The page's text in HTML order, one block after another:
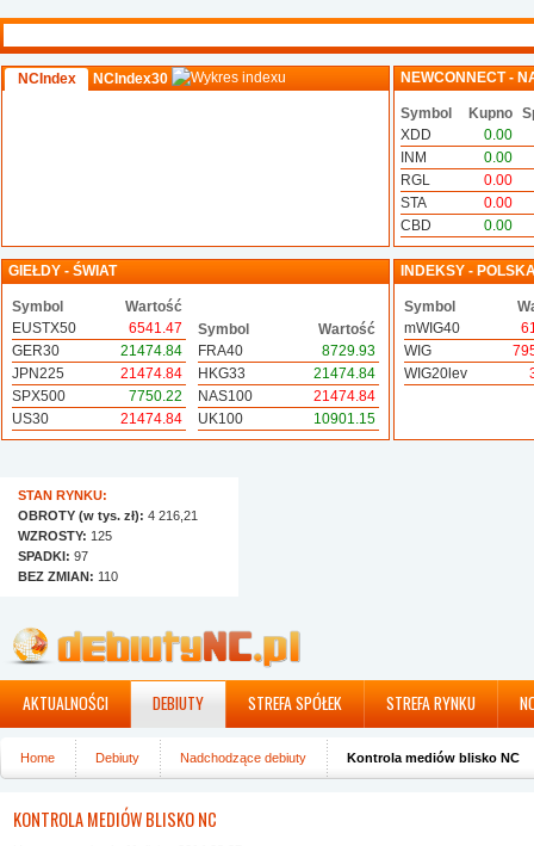
NCIndex NCIndex30 NEWCONNECT -
Symbol Kupno
XDD
0.00
INM
0.00
RGL
0.00
STA
0.00
CBD
0.00
GIEŁDY - ŚWIAT
Symbol
Wartość
EUSTX50
6541.47
GER30
21474.84
JPN225
21474.84
SPX500
7750.22
US30
21474.84
Symbol
Wartość
FRA40
8729.93
HKG33
21474.84
NAS100
21474.84
UK100
10901.15
INDEKSY -
Symbol
mWIG40
WIG
WIG20lev
STAN RYNKU:
OBROTY (w tys. zł): 4 216,21
WZROSTY: 125
SPADKI: 97
BEZ ZMIAN: 110
AKTUALNOŚCI DEBIUTY STREFA SPÓŁEK STREFA RYNKU
Home Debiuty Nadchodzące debiuty Kontrola mediów blisko NC
KONTROLA MEDIÓW BLISKO NC